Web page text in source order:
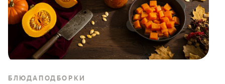
БЛЮДА ПОДБОРКИ